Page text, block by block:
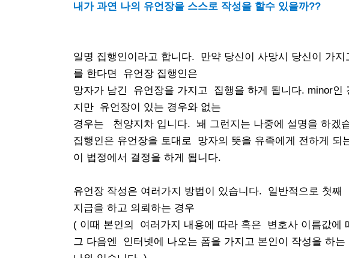
내가 과연 나의 유언장을 스스로 작성을 할수 있을까??
일명 집행인이라고 합니다. 만약 당신이 사망시 당신이 가
를 한다면 유언장 집행인은
망자가 남긴 유언장을 가지고 집행을 하게 됩니다. minor인
지만 유언장이 있는 경우와 없는
경우는 천양지차 입니다. 놰 그런지는 나중에 설명을 하겠
집행인은 유언장을 토대로 망자의 뜻을 유족에게 전하게 되
이 법정에서 결정을 하게 됩니다.
유언장 작성은 여러가지 방법이 있습니다. 일반적으로 첫
지급을 하고 의뢰하는 경우
( 이때 본인의 여러가지 내용에 따라 혹은 변호사 이름값에
그 다음엔 인터넷에 나오는 폼을 가지고 본인이 작성을 하